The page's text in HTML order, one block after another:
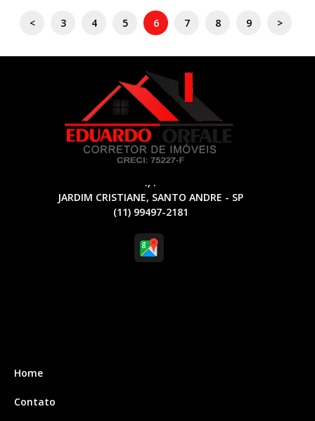
< 3 4 5 6 7 8 9 >
., .
JARDIM CRISTIANE, SANTO ANDRE - SP
(11) 99497-2181
Home
Contato